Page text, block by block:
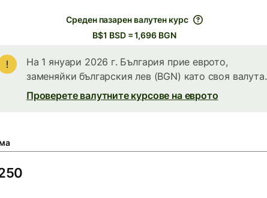
Среден пазарен валутен курс
B$1 BSD = 1,696 BGN
На 1 януари 2026 г. България прие еврото,
заменяйки българския лев (BGN) като своя валута.
Проверете валутните курсове на еврото